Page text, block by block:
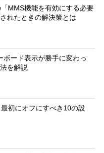
「MMS機能を有効にする必要
れたときの解決策とは
ボード表示が勝手に変わっ
を解説
初にオフにすべき10の設